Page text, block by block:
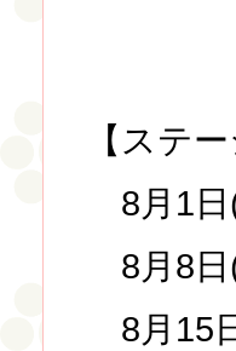
【ステ
8月1
8月8
8月15